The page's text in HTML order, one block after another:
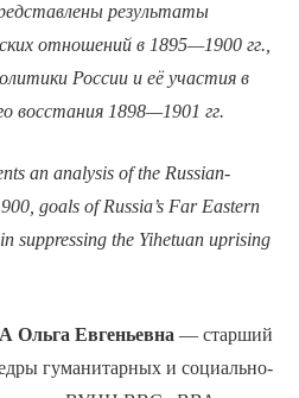
результаты
отношений в 1895—1900 гг.,
России и её участия в
восстания 1898—1901 гг.
an analysis of the Russian-
goals of Russia’s Far Eastern
suppressing the Yihetuan uprising
Ольга Евгеньевна — старший
гуманитарных и социально-